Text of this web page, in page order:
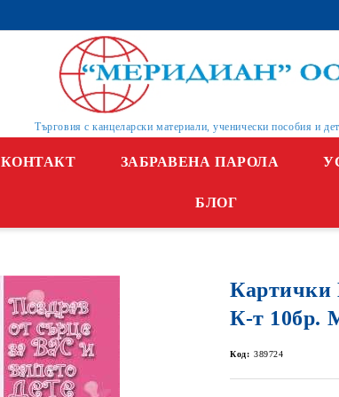
Търговия с канцеларски материали, ученически пособия и
КОНТАКТ ЗАБРАВЕНА ПАРОЛА
БЛОГ
К-т 10бр.
Код: 389724